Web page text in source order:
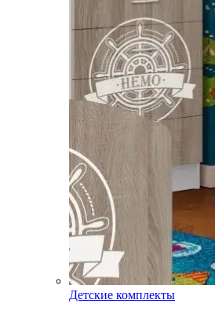
Детские комплекты